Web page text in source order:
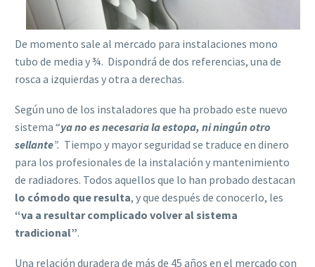
De momento sale al mercado para instalaciones mono
tubo de media y ¾. Dispondrá de dos referencias, una de
rosca a izquierdas y otra a derechas.
Según uno de los instaladores que ha probado este nuevo
sistema “ya no es necesaria la estopa, ni ningún otro
sellante”. Tiempo y mayor seguridad se traduce en dinero
para los profesionales de la instalación y mantenimiento
de radiadores. Todos aquellos que lo han probado destacan
lo cómodo que resulta, y que después de conocerlo, les
“va a resultar complicado volver al sistema
tradicional”.
Una relación duradera de más de 45 años en el mercado con